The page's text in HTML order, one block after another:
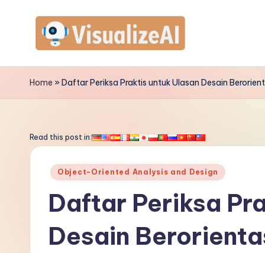
contentV
is
a
Home »Daftar Periksa Praktis untuk Ulasan Desain
Read this post in:
Posted
Object-Oriented Analysis and Design
Daftar Periksa
Desain